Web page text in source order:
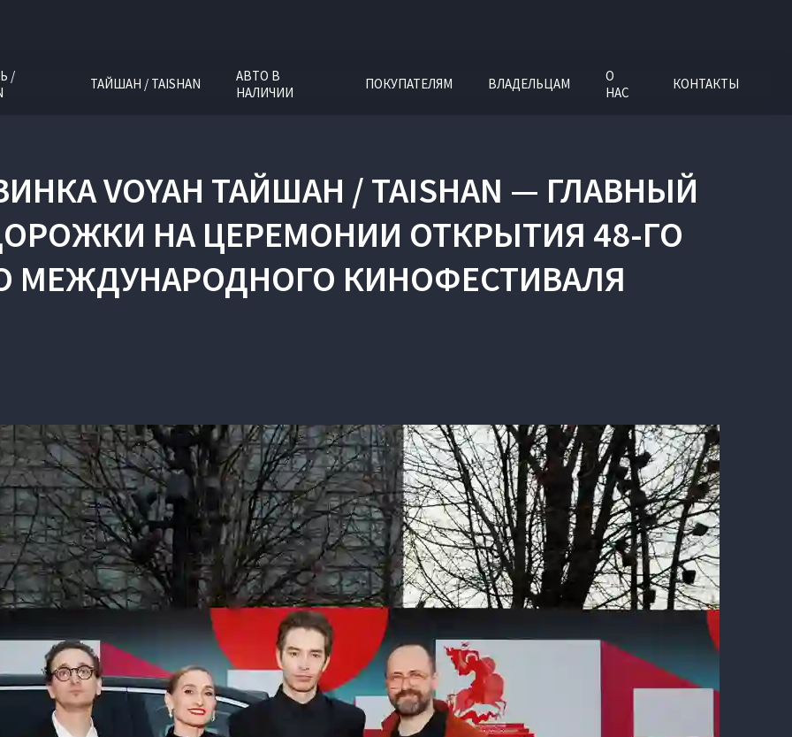
/
ТАЙШАН / TAISHAN
АВТО В
НАЛИЧИИ
ПОКУПАТЕЛЯМ ВЛАДЕЛЬЦАМ
О
НАС
КОНТАКТЫ
VOYAH ТАЙШАН / TAISHAN — ГЛАВНЫЙ
НА ЦЕРЕМОНИИ ОТКРЫТИЯ 48-ГО
МЕЖДУНАРОДНОГО КИНОФЕСТИВАЛЯ